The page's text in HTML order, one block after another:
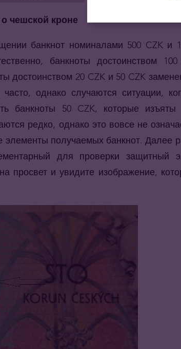
чешской кроне
банкнот номиналами 500 CZK и
банкноты достоинством
достоинством 20 CZK и 50 CZK
однако случаются ситуации,
банкноты 50 CZK, которые
редко, однако это вовсе не
получаемых банкнот. Далее
для проверки защитный
просвет и увидите изображение,